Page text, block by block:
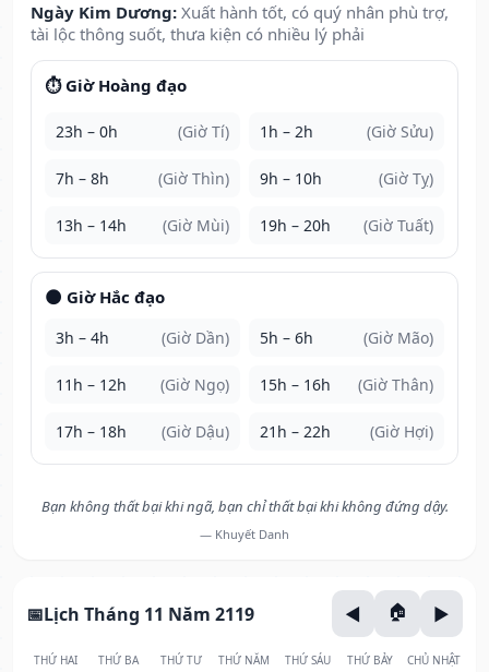
Ngày Kim Dương: Xuất hành tốt, có quý nhân phù trợ,
tài lộc thông suốt, thưa kiện có nhiều lý phải
⏱️ Giờ Hoàng đạo
23h – 0h (Giờ Tí) 1h – 2h (Giờ Sửu)
7h – 8h (Giờ Thìn) 9h – 10h (Giờ Tỵ)
13h – 14h (Giờ Mùi) 19h – 20h (Giờ Tuất)
🌑 Giờ Hắc đạo
3h – 4h (Giờ Dần) 5h – 6h (Giờ Mão)
11h – 12h (Giờ Ngọ) 15h – 16h (Giờ Thân)
17h – 18h (Giờ Dậu) 21h – 22h (Giờ Hợi)
Bạn không thất bại khi ngã, bạn chỉ thất bại khi không đứng dậy.
— Khuyết Danh
Lịch Tháng 11 Năm 2119
THỨ HAI THỨ BA THỨ TƯ THỨ NĂM THỨ SÁU THỨ BẢY CHỦ NHẬT